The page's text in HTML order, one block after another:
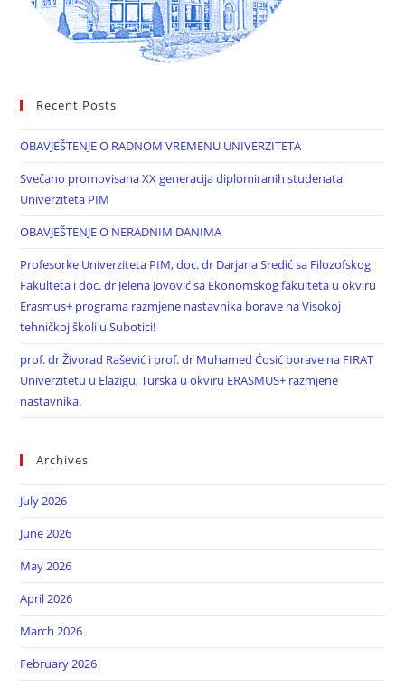
Recent Posts
OBAVJEŠTENJE O RADNOM VREMENU UNIVERZITETA
Svečano promovisana XX generacija diplomiranih studenata
Univerziteta PIM
OBAVJEŠTENJE O NERADNIM DANIMA
Profesorke Univerziteta PIM, doc. dr Darjana Sredić sa Filozofskog
Fakulteta i doc. dr Jelena Jovović sa Ekonomskog fakulteta u okviru
Erasmus+ programa razmjene nastavnika borave na Visokoj
tehničkoj školi u Subotici!
prof. dr Živorad Rašević i prof. dr Muhamed Ćosić borave na FIRAT
Univerzitetu u Elazigu, Turska u okviru ERASMUS+ razmjene
nastavnika.
Archives
July 2026
June 2026
May 2026
April 2026
March 2026
February 2026